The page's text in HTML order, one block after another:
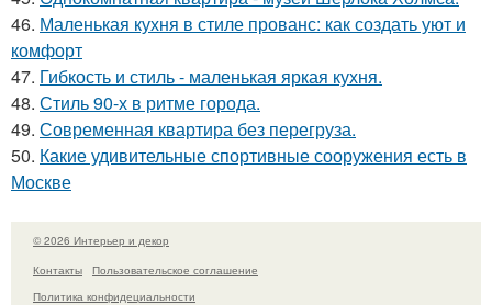
46. Маленькая кухня в стиле прованс: как создать уют и
комфорт
47. Гибкость и стиль - маленькая яркая кухня.
48. Стиль 90-х в ритме города.
49. Современная квартира без перегруза.
50. Какие удивительные спортивные сооружения есть в
Москве
© 2026 Интерьер и декор
Контакты
Пользовательское соглашение
Политика конфидециальности